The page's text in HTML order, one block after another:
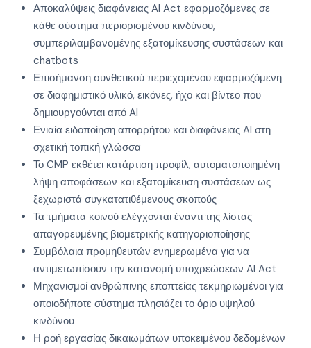
Αποκαλύψεις διαφάνειας AI Act εφαρμοζόμενες σε
κάθε σύστημα περιορισμένου κινδύνου,
συμπεριλαμβανομένης εξατομίκευσης συστάσεων και
chatbots
Επισήμανση συνθετικού περιεχομένου εφαρμοζόμενη
σε διαφημιστικό υλικό, εικόνες, ήχο και βίντεο που
δημιουργούνται από AI
Ενιαία ειδοποίηση απορρήτου και διαφάνειας AI στη
σχετική τοπική γλώσσα
Το CMP εκθέτει κατάρτιση προφίλ, αυτοματοποιημένη
λήψη αποφάσεων και εξατομίκευση συστάσεων ως
ξεχωριστά συγκατατιθέμενους σκοπούς
Τα τμήματα κοινού ελέγχονται έναντι της λίστας
απαγορευμένης βιομετρικής κατηγοριοποίησης
Συμβόλαια προμηθευτών ενημερωμένα για να
αντιμετωπίσουν την κατανομή υποχρεώσεων AI Act
Μηχανισμοί ανθρώπινης εποπτείας τεκμηριωμένοι για
οποιοδήποτε σύστημα πλησιάζει το όριο υψηλού
κινδύνου
Η ροή εργασίας δικαιωμάτων υποκειμένου δεδομένων